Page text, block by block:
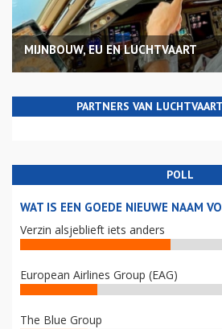
MIJNBOUW, EU EN LUCHTVAART
PARTNERS VAN
POLL
WAT IS EEN GOEDE NIEUWE NAAM
Verzin alsjeblieft iets anders
European Airlines Group (EAG)
The Blue Group